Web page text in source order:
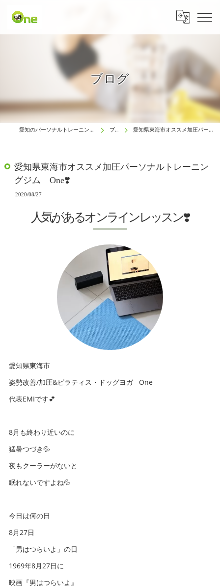
ブログ
愛知のパーソナルトレーニングは生涯動ける体研究所 One ブログ 愛知県東海市オススメ加圧パーソナルトレーニングジム One❣️
愛知県東海市オススメ加圧パーソナルトレーニン
グジム One❣️
2020/08/27
人気があるオンラインレッスン❣️
愛知県東海市
姿勢改善/加圧&ピラティス・ドッグヨガ One
代表EMIです💕
8月も終わり近いのに
猛暑つづき💦
夜もクーラーがないと
眠れないですよね💦
今日は何の日
8月27日
「男はつらいよ」の日
1969年8月27日に
映画『男はつらいよ』